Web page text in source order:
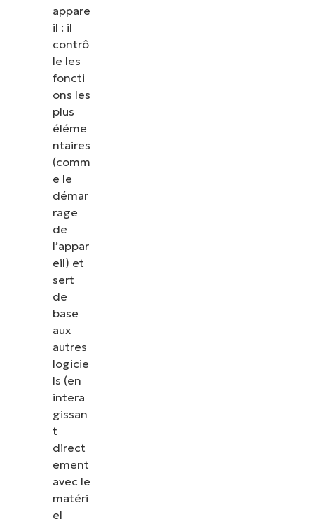
appare
il : il
contrô
le les
foncti
ons les
plus
éléme
ntaires
(comm
e le
démar
rage
de
l’appar
eil) et
sert
de
base
aux
autres
logicie
ls (en
intera
gissan
t
direct
ement
avec le
matéri
el